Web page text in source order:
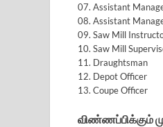
07. Assistant
08. Assistant
09. Saw Mill
10. Saw Mill
11. Draughtsman
12. Depot Officer
13. Coupe Officer
விண்ணப்பிக்கும்